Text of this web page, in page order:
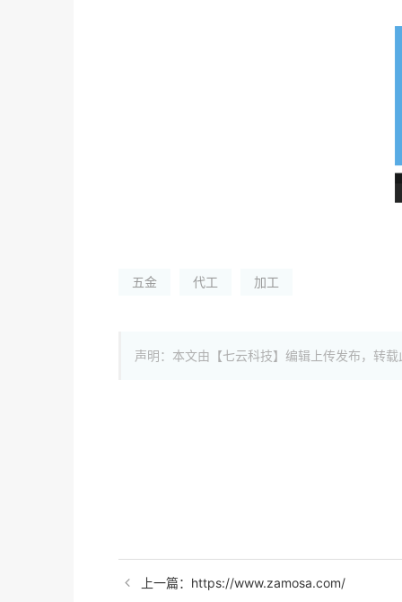
五金 代工 加工
声明：本文由【七云科技】编辑上传发布，转
上一篇：https://www.zamosa.com/